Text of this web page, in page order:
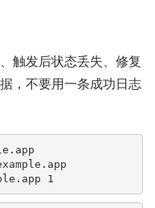
触发后状态丢失、修复
，不要用一条成功日志
1